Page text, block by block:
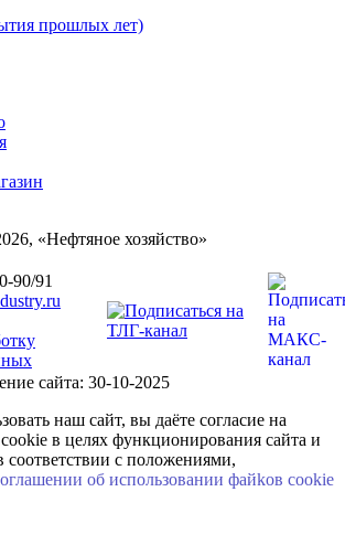
прошлых лет)
«Нефтяное хозяйство»
90/91
сайта: 30-10-2025
наш сайт, вы даёте согласие на
в целях функционирования сайта и
соответствии с положениями,
об использовании файkов cookie